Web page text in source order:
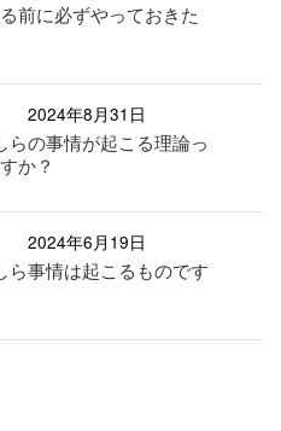
前に必ずやっておきた
2024年8月31日
らの事情が起こる理論っ
か？
2024年6月19日
ら事情は起こるものです